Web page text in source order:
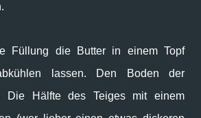
Füllung die Butter in einem Topf
lassen. Den Boden der
Die Hälfte des Teiges mit einem